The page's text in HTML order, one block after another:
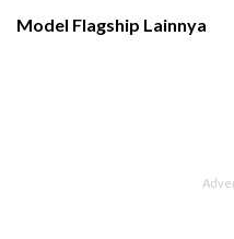
Model Flagship Lainnya